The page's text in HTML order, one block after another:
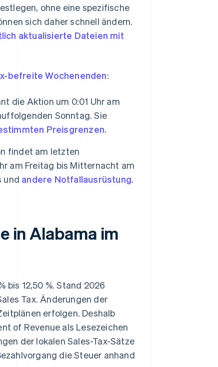
ohne eine spezifische
sich daher schnell ändern.
aktualisierte Dateien mit
befreite Wochenenden:
die Aktion um 0:01 Uhr am
Sonntag. Sie
Preisgrenzen.
findet am letzten
am Freitag bis Mitternacht am
und andere Notfallausrüstung.
in Alabama im
bis 12,50 %. Stand 2026
Tax. Änderungen der
erfolgen. Deshalb
of Revenue als Lesezeichen
der lokalen Sales-Tax-Sätze
die Steuer anhand